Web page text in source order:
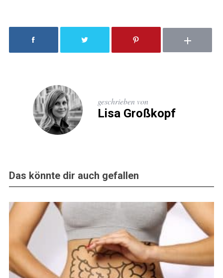
geschrieben von
Lisa Großkopf
Das könnte dir auch gefallen